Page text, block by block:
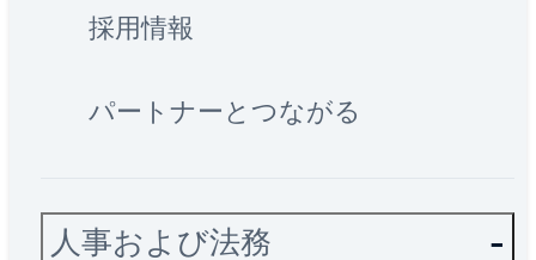
採用情報
パートナーとつながる
人事および法務